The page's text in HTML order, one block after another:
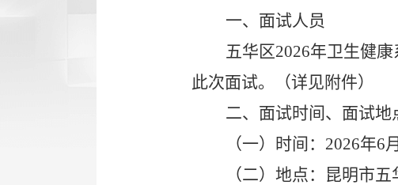
一、面试人员
五华区2026年卫生健
此次面试。（详见附件）
二、面试时间、面试地
（一）时间：2026年6
（二）地点：昆明市